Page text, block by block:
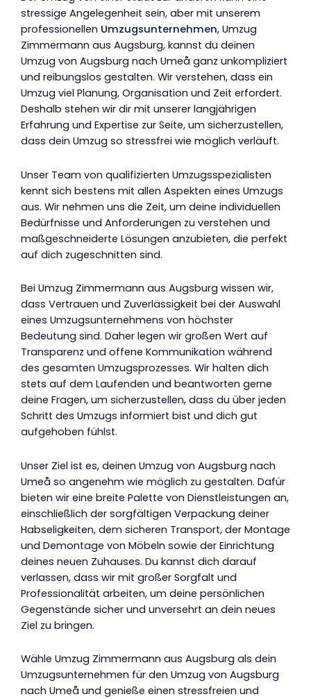
stressige Angelegenheit sein, aber mit unserem
professionellen Umzugsunternehmen, Umzug
Zimmermann aus Augsburg, kannst du deinen
Umzug von Augsburg nach Umeå ganz unkompliziert
und reibungslos gestalten. Wir verstehen, dass ein
Umzug viel Planung, Organisation und Zeit erfordert.
Deshalb stehen wir dir mit unserer langjährigen
Erfahrung und Expertise zur Seite, um sicherzustellen,
dass dein Umzug so stressfrei wie möglich verläuft.
Unser Team von qualifizierten Umzugsspezialisten
kennt sich bestens mit allen Aspekten eines Umzugs
aus. Wir nehmen uns die Zeit, um deine individuellen
Bedürfnisse und Anforderungen zu verstehen und
maßgeschneiderte Lösungen anzubieten, die perfekt
auf dich zugeschnitten sind.
Bei Umzug Zimmermann aus Augsburg wissen wir,
dass Vertrauen und Zuverlässigkeit bei der Auswahl
eines Umzugsunternehmens von höchster
Bedeutung sind. Daher legen wir großen Wert auf
Transparenz und offene Kommunikation während
des gesamten Umzugsprozesses. Wir halten dich
stets auf dem Laufenden und beantworten gerne
deine Fragen, um sicherzustellen, dass du über jeden
Schritt des Umzugs informiert bist und dich gut
aufgehoben fühlst.
Unser Ziel ist es, deinen Umzug von Augsburg nach
Umeå so angenehm wie möglich zu gestalten. Dafür
bieten wir eine breite Palette von Dienstleistungen an,
einschließlich der sorgfältigen Verpackung deiner
Habseligkeiten, dem sicheren Transport, der Montage
und Demontage von Möbeln sowie der Einrichtung
deines neuen Zuhauses. Du kannst dich darauf
verlassen, dass wir mit großer Sorgfalt und
Professionalität arbeiten, um deine persönlichen
Gegenstände sicher und unversehrt an dein neues
Ziel zu bringen.
Wähle Umzug Zimmermann aus Augsburg als dein
Umzugsunternehmen für den Umzug von Augsburg
nach Umeå und genieße einen stressfreien und